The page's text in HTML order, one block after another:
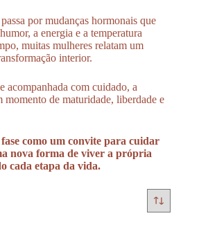
por mudanças hormonais que
a energia e a temperatura
muitas mulheres relatam um
interior.
acompanhada com cuidado, a
momento de maturidade, liberdade e
como um convite para cuidar
nova forma de viver a própria
cada etapa da vida.